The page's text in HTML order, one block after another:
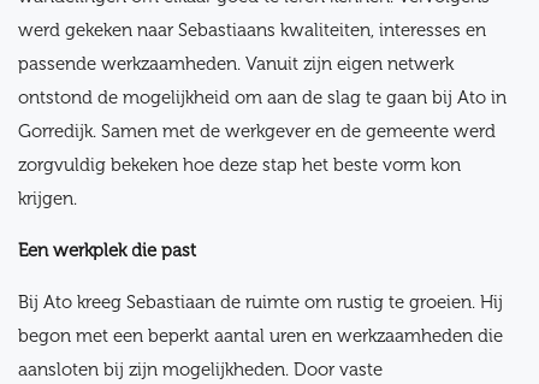
werd gekeken naar Sebastiaans kwaliteiten, interesses en
passende werkzaamheden. Vanuit zijn eigen netwerk
ontstond de mogelijkheid om aan de slag te gaan bij Ato in
Gorredijk. Samen met de werkgever en de gemeente werd
zorgvuldig bekeken hoe deze stap het beste vorm kon
krijgen.
Een werkplek die past
Bij Ato kreeg Sebastiaan de ruimte om rustig te groeien. Hij
begon met een beperkt aantal uren en werkzaamheden die
aansloten bij zijn mogelijkheden. Door vaste